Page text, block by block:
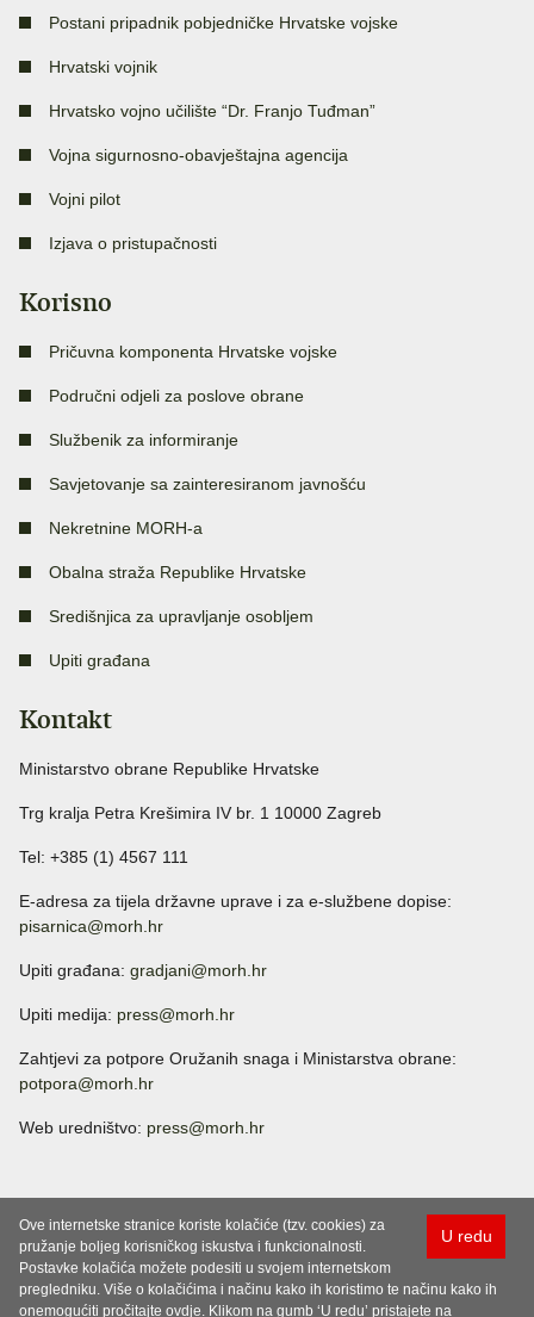
Postani pripadnik pobjedničke Hrvatske vojske
Hrvatski vojnik
Hrvatsko vojno učilište “Dr. Franjo Tuđman”
Vojna sigurnosno-obavještajna agencija
Vojni pilot
Izjava o pristupačnosti
Korisno
Pričuvna komponenta Hrvatske vojske
Područni odjeli za poslove obrane
Službenik za informiranje
Savjetovanje sa zainteresiranom javnošću
Nekretnine MORH-a
Obalna straža Republike Hrvatske
Središnjica za upravljanje osobljem
Upiti građana
Kontakt
Ministarstvo obrane Republike Hrvatske
Trg kralja Petra Krešimira IV br. 1 10000 Zagreb
Tel: +385 (1) 4567 111
E-adresa za tijela državne uprave i za e-službene dopise:
pisarnica@morh.hr
Upiti građana: gradjani@morh.hr
Upiti medija: press@morh.hr
Zahtjevi za potpore Oružanih snaga i Ministarstva obrane:
potpora@morh.hr
Web uredništvo: press@morh.hr
U redu
Ove internetske stranice koriste kolačiće (tzv. cookies) za
pružanje boljeg korisničkog iskustva i funkcionalnosti.
Postavke kolačića možete podesiti u svojem internetskom
pregledniku. Više o kolačićima i načinu kako ih koristimo te načinu kako ih
onemogućiti pročitajte ovdje. Klikom na gumb ‘U redu’ pristajete na